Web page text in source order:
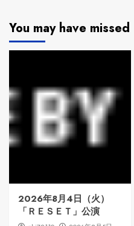
You may have missed
2026年8月4日（火）
「ＲＥＳＥＴ」公演